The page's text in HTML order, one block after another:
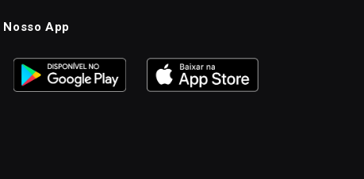
Nosso App